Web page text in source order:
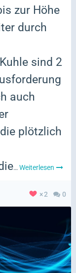
zur Höhe
durch
sind 2
auch
plötzlich
… Weiterlesen
2 0